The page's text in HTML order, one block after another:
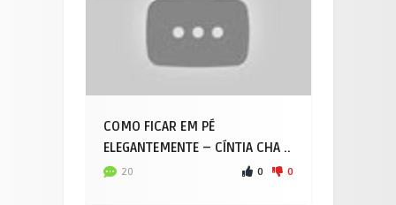
COMO FICAR EM PÉ
ELEGANTEMENTE – CÍNTIA CHA ..
20 0 0